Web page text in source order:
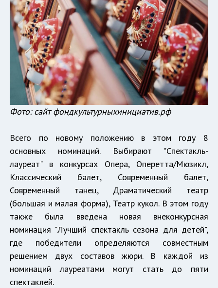
Фото: сайт фондкультурныхинициатив.рф
Всего по новому положению в этом году 8
основных номинаций. Выбирают "Спектакль-
лауреат" в конкурсах Опера, Оперетта/Мюзикл,
Классический балет, Современный балет,
Современный танец, Драматический театр
(большая и малая форма), Театр кукол. В этом году
также была введена новая внеконкурсная
номинация "Лучший спектакль сезона для детей",
где победители определяются совместным
решением двух составов жюри. В каждой из
номинаций лауреатами могут стать до пяти
спектаклей.